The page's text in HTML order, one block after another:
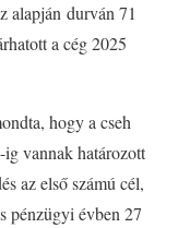
alapján durván 71
a cég 2025
hogy a cseh
vannak határozott
az első számú cél,
pénzügyi évben 27